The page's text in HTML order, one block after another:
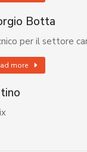
Botta
per il settore
more